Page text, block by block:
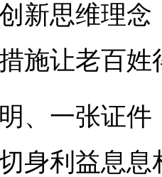
新思维理
施让老百
、一张证
身利益息